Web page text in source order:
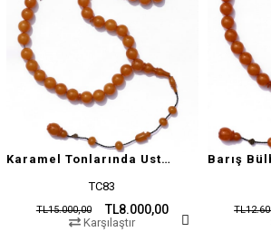
Karamel Tonlarında Usta İşçilikli Tesbih
TC83
TL8.000,00
TL15.000,00
Karşılaştır